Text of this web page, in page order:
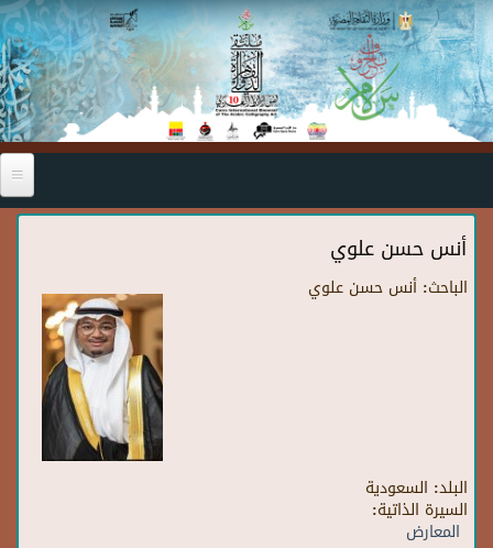
Skip to main content
أنس حسن علوي
الباحث: أنس حسن علوي
البلد: السعودية
السيرة الذاتية:
المعارض